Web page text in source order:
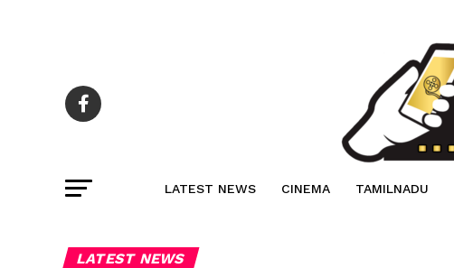
LATEST NEWS CINEMA TAMILNADU
LATEST NEWS